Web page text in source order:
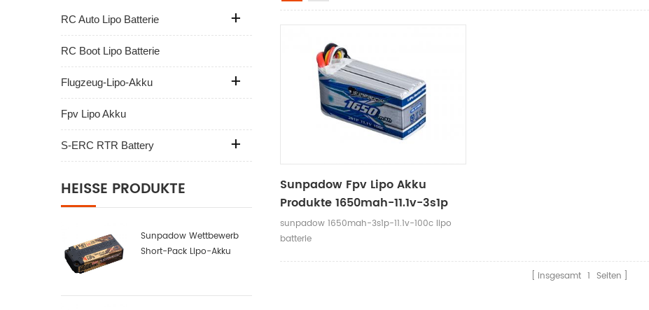
RC Auto Lipo Batterie
RC Boot Lipo Batterie
Flugzeug-Lipo-Akku
Fpv Lipo Akku
S-ERC RTR Battery
HEISSE PRODUKTE
Sunpadow Wettbewerb
Short-Pack Lipo-Akku
Sunpadow Fpv Lipo Akku
Produkte 1650mah-11.1v-3s1p
sunpadow 1650mah-3s1p-11.1v-100c lipo
batterie
insgesamt 1 Seiten